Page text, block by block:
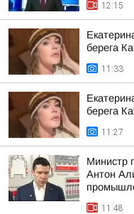
12:15
берега
11:33
берега
11:27
Министр
Антон
11:48